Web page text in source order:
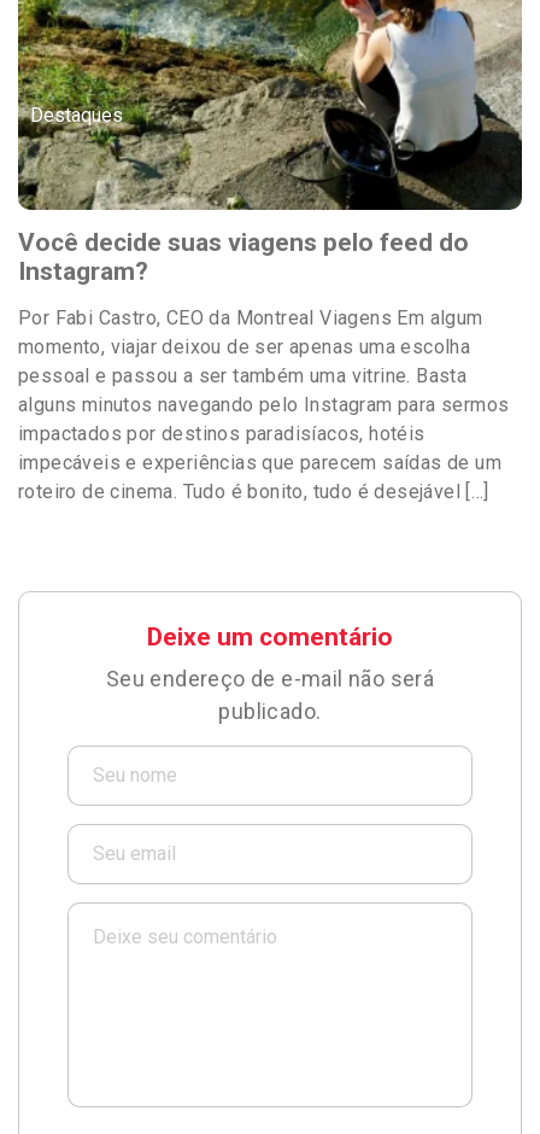
Destaques
Você decide suas viagens pelo feed do
Instagram?
Por Fabi Castro, CEO da Montreal Viagens Em algum
momento, viajar deixou de ser apenas uma escolha
pessoal e passou a ser também uma vitrine. Basta
alguns minutos navegando pelo Instagram para sermos
impactados por destinos paradisíacos, hotéis
impecáveis e experiências que parecem saídas de um
roteiro de cinema. Tudo é bonito, tudo é desejável […]
Deixe um comentário
Seu endereço de e-mail não será
publicado.